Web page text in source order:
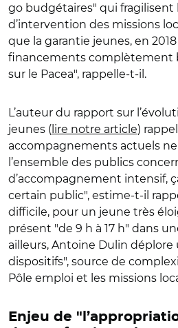
go budgétaires" qui fragilisent
d’intervention des missions
que la garantie jeunes, en
financements complètement
sur le Pacea", rappelle-t-il.
L’auteur du rapport sur
jeunes ( lire notre article)
accompagnements actuels
l’ensemble des publics
d’accompagnement intensif,
certain public", estime-t-il
difficile, pour un jeune très
présent "de 9 h à 17 h" dans
ailleurs, Antoine Dulin
dispositifs", source de
Pôle emploi et les missions
Enjeu de